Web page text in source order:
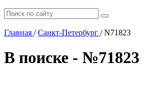
Главная / Санкт-Петербург /N71823
В поиске - №71823